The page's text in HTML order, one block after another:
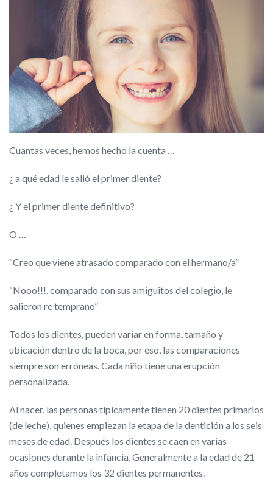
Cuantas veces, hemos hecho la cuenta …
¿ a qué edad le salió el primer diente?
¿ Y el primer diente definitivo?
O …
“Creo que viene atrasado comparado con el hermano/a”
“Nooo!!!, comparado con sus amiguitos del colegio, le
salieron re temprano”
Todos los dientes, pueden variar en forma, tamaño y
ubicación dentro de la boca, por eso, las comparaciones
siempre son erróneas. Cada niño tiene una erupción
personalizada.
Al nacer, las personas típicamente tienen 20 dientes primarios
(de leche), quienes empiezan la etapa de la dentición a los seis
meses de edad. Después los dientes se caen en varias
ocasiones durante la infancia. Generalmente a la edad de 21
años completamos los 32 dientes permanentes.